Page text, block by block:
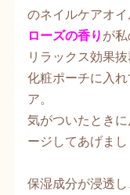
のネイルケアオイ
ローズの香り が
リラックス効果抜
化粧ポーチに入
ア。
気がついたとき
ージしてあげまし
保湿成分が浸透